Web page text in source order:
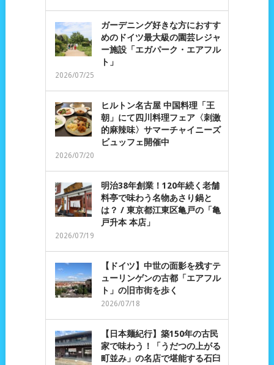
ガーデニング好きな方におすす
めのドイツ最大級の園芸レジャ
ー施設「エガパーク・エアフル
ト」
2026/07/25
ヒルトン名古屋 中国料理「王
朝」にて四川料理フェア〈刺激
的麻辣味〉サマーチャイニーズ
ビュッフェ開催中
2026/07/20
明治38年創業！120年続く老舗
料亭で味わう名物あさり鍋と
は？ / 東京都江東区亀戸の「亀
戸升本 本店」
2026/07/19
【ドイツ】中世の面影を残すテ
ューリンゲンの古都「エアフル
ト」の旧市街を歩く
2026/07/18
【日本麺紀行】築150年の古民
家で味わう！「うだつの上がる
町並み」の名店で堪能する石臼